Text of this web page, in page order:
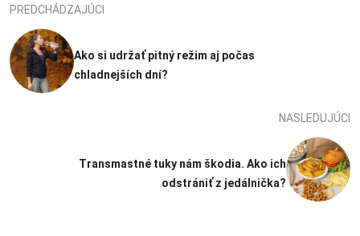
PREDCHÁDZAJÚCI
Ako si udržať pitný režim aj počas
chladnejších dní?
NASLEDUJÚCI
Transmastné tuky nám škodia. Ako ich
odstrániť z jedálnička?